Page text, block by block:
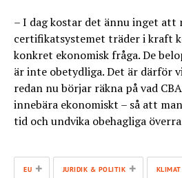
– I dag kostar det ännu inget
certifikatsystemet träder i kraft
konkret ekonomisk fråga. De
är inte obetydliga. Det är därför
redan nu börjar räkna på vad
innebära ekonomiskt – så att
tid och undvika obehagliga
EU + JURIDIK & POLITIK + KLIMAT